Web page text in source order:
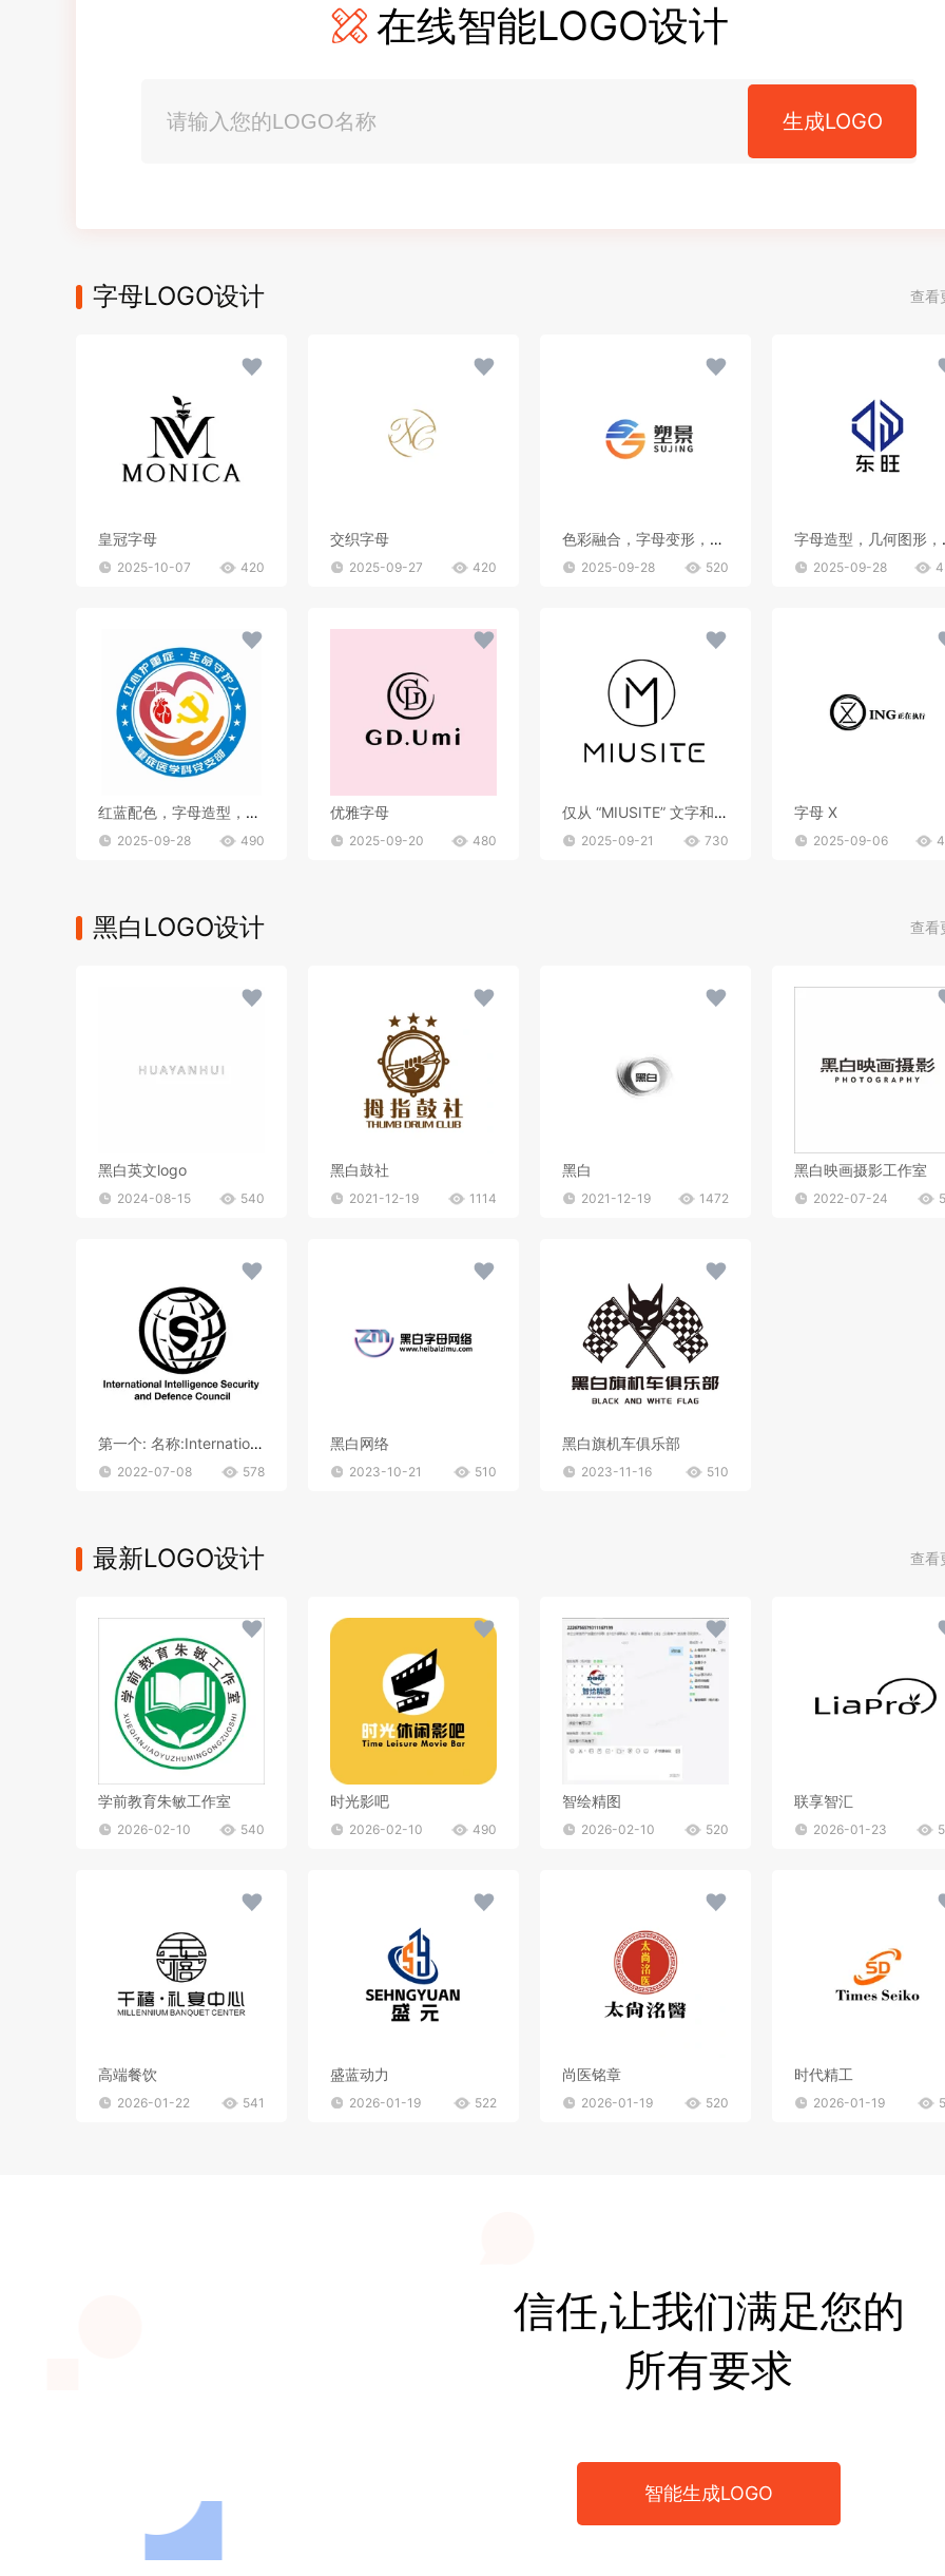
在线智能LOGO设计
生成LOGO
字母LOGO设计 查看
皇冠字母
2025-10-07 420
交织字母
2025-09-27 420
色彩融合，字母变形，文字搭配
2025-09-28 520
字
2025-09-28
红蓝配色，字母造型，文字组合
2025-09-28 490
优雅字母
2025-09-20 480
仅从 “MIUSITE” 文字和字母 “M” 的图形标识，难以精准判断行业。
2025-09-21 730
字母 X
2025-09-06
黑白LOGO设计 查看
黑白英文logo
2024-08-15 540
黑白鼓社
2021-12-19 1114
黑白
2021-12-19 1472
黑白映画摄影工作室
2022-07-24
第一个: 名称:International Intelligence Security and Defence Council logo要求:地球经纬网 扁平一点 中间一个盾牌 整体要求:简约严肃 名称放在logo下面 整体配色黑白 第二个: 名称:monitors logo要求:一只眼睛 类似全能之眼 整体要求:简约严肃 名称放在logo下面 整体配色黑白
2022-07-08 578
黑白网络
2023-10-21 510
黑白旗机车俱乐部
2023-11-16 510
最新LOGO设计 查看
学前教育朱敏工作室
2026-02-10 540
时光影吧
2026-02-10 490
智绘精图
2026-02-10 520
联享智汇
2026-01-23
高端餐饮
2026-01-22 541
盛蓝动力
2026-01-19 522
尚医铭章
2026-01-19 520
时代精工
2026-01-19
信任,让我们满足您的
所有要求
智能生成LOGO